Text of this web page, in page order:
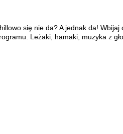
się nie da? A jednak da!
Leżaki, hamaki, muzyka z